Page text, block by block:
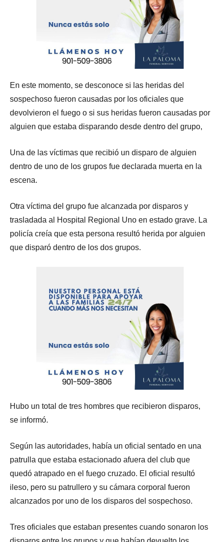
En este momento, se desconoce si las heridas del
sospechoso fueron causadas por los oficiales que
devolvieron el fuego o si sus heridas fueron causadas por
alguien que estaba disparando desde dentro del grupo,
Una de las víctimas que recibió un disparo de alguien
dentro de uno de los grupos fue declarada muerta en la
escena.
Otra víctima del grupo fue alcanzada por disparos y
trasladada al Hospital Regional Uno en estado grave. La
policía creía que esta persona resultó herida por alguien
que disparó dentro de los dos grupos.
Hubo un total de tres hombres que recibieron disparos,
se informó.
Según las autoridades, había un oficial sentado en una
patrulla que estaba estacionado afuera del club que
quedó atrapado en el fuego cruzado. El oficial resultó
ileso, pero su patrullero y su cámara corporal fueron
alcanzados por uno de los disparos del sospechoso.
Tres oficiales que estaban presentes cuando sonaron los